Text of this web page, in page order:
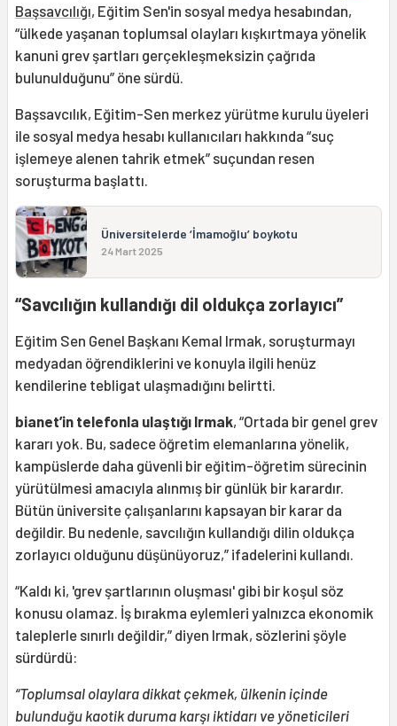
Başsavcılığı, Eğitim Sen'in sosyal medya hesabından,
“ülkede yaşanan toplumsal olayları kışkırtmaya yönelik
kanuni grev şartları gerçekleşmeksizin çağrıda
bulunulduğunu” öne sürdü.
Başsavcılık, Eğitim-Sen merkez yürütme kurulu üyeleri
ile sosyal medya hesabı kullanıcıları hakkında “suç
işlemeye alenen tahrik etmek” suçundan resen
soruşturma başlattı.
Üniversitelerde ‘İmamoğlu’ boykotu
24 Mart 2025
“Savcılığın kullandığı dil oldukça zorlayıcı”
Eğitim Sen Genel Başkanı Kemal Irmak, soruşturmayı
medyadan öğrendiklerini ve konuyla ilgili henüz
kendilerine tebligat ulaşmadığını belirtti.
bianet’in telefonla ulaştığı Irmak, “Ortada bir genel grev
kararı yok. Bu, sadece öğretim elemanlarına yönelik,
kampüslerde daha güvenli bir eğitim-öğretim sürecinin
yürütülmesi amacıyla alınmış bir günlük bir karardır.
Bütün üniversite çalışanlarını kapsayan bir karar da
değildir. Bu nedenle, savcılığın kullandığı dilin oldukça
zorlayıcı olduğunu düşünüyoruz,” ifadelerini kullandı.
“Kaldı ki, 'grev şartlarının oluşması' gibi bir koşul söz
konusu olamaz. İş bırakma eylemleri yalnızca ekonomik
taleplerle sınırlı değildir,” diyen Irmak, sözlerini şöyle
sürdürdü:
“Toplumsal olaylara dikkat çekmek, ülkenin içinde
bulunduğu kaotik duruma karşı iktidarı ve yöneticileri